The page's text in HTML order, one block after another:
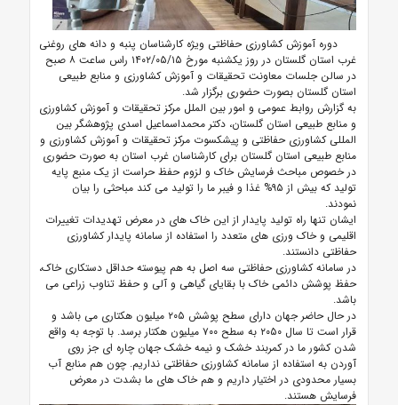
دوره آموزش کشاورزی حفاظتی ویژه کارشناسان پنبه و دانه های روغنی
غرب استان گلستان در روز یکشنبه مورخ ۱۴۰۲/۰۵/۱۵ راس ساعت ۸ صبح
در سالن جلسات معاونت تحقیقات و آموزش کشاورزی و منابع طبیعی
استان گلستان بصورت حضوری برگزار شد.
به گزارش روابط عمومی و امور بین الملل مرکز تحقیقات و آموزش کشاورزی
و منابع طبیعی استان گلستان، دکتر محمداسماعیل اسدی پژوهشگر بین
المللی کشاورزی حفاظتی و پیشکسوت مرکز تحقیقات و آموزش کشاورزی و
منابع طبیعی استان گلستان برای کارشناسان غرب استان به صورت حضوری
در خصوص مباحث فرسایش خاک و لزوم حفظ حراست از یک منبع پایه
تولید که بیش از ۹۵% غذا و فیبر ما را تولید می کند مباحثی را بیان
نمودند.
ایشان تنها راه تولید پایدار از این خاک های در معرض تهدیدات تغییرات
اقلیمی و خاک ورزی های متعدد را استفاده از سامانه پایدار کشاورزی
حفاظتی دانستند.
در سامانه کشاورزی حفاظتی سه اصل به هم پیوسته حداقل دستکاری خاک،
حفظ پوشش دائمی خاک با بقایای گیاهی و آلی و حفظ تناوب زراعی می
باشد.
در حال حاضر جهان دارای سطح پوشش ۲۰۵ میلیون هکتاری می باشد و
قرار است تا سال ۲۰۵۰ به سطح ۷۰۰ میلیون هکتار برسد. با توجه به واقع
شدن کشور ما در کمربند خشک و نیمه خشک جهان چاره ای جز روی
آوردن به استفاده از سامانه کشاورزی حفاظتی نداریم. چون هم منابع آب
بسیار محدودی در اختیار داریم و هم خاک های ما بشدت در معرض
فرسایش هستند.